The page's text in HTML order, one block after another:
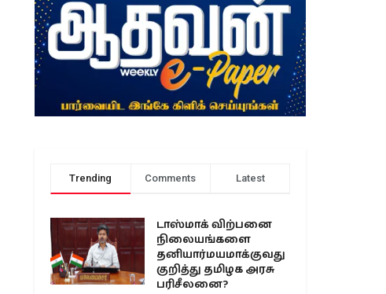
Trending Comments Latest
டாஸ்மாக் விற்பனை
நிலையங்களை
தனியார்மயமாக்குவது
குறித்து தமிழக அரசு
பரிசீலனை?